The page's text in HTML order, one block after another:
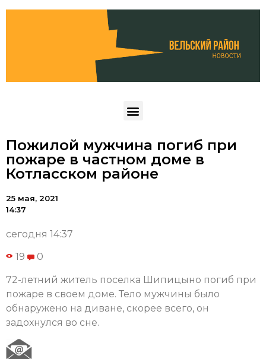
Пожилой мужчина погиб при
пожаре в частном доме в
Котласском районе
25 мая, 2021
14:37
сегодня 14:37
19 0
72-летний житель поселка Шипицыно погиб при
пожаре в своем доме. Тело мужчины было
обнаружено на диване, скорее всего, он
задохнулся во сне.